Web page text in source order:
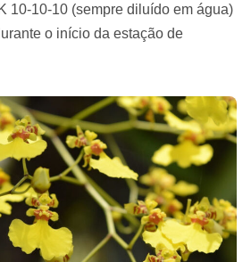
10-10-10 (sempre diluído em água)
o início da estação de